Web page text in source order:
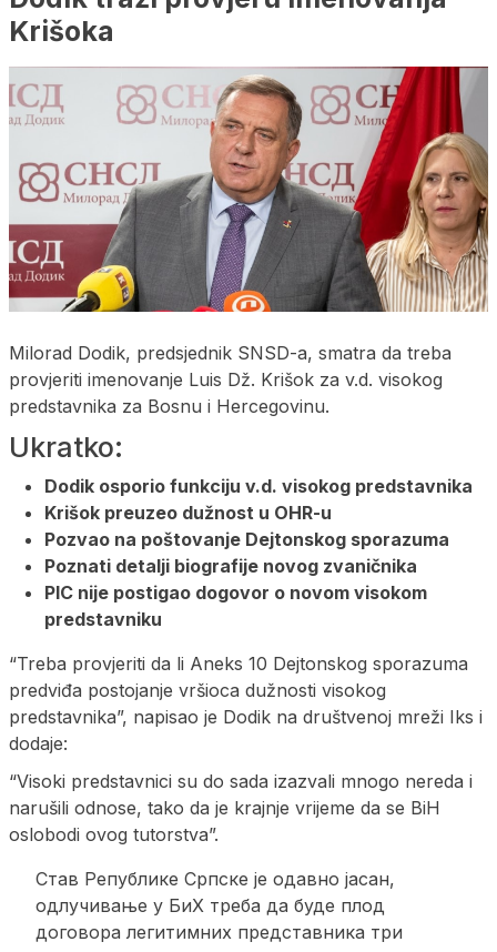
Krišoka
Milorad Dodik, predsjednik SNSD-a, smatra da treba
provjeriti imenovanje Luis Dž. Krišok za v.d. visokog
predstavnika za Bosnu i Hercegovinu.
Ukratko:
Dodik osporio funkciju v.d. visokog predstavnika
Krišok preuzeo dužnost u OHR-u
Pozvao na poštovanje Dejtonskog sporazuma
Poznati detalji biografije novog zvaničnika
PIC nije postigao dogovor o novom visokom
predstavniku
“Treba provjeriti da li Aneks 10 Dejtonskog sporazuma
predviđa postojanje vršioca dužnosti visokog
predstavnika”, napisao je Dodik na društvenoj mreži Iks i
dodaje:
“Visoki predstavnici su do sada izazvali mnogo nereda i
narušili odnose, tako da je krajnje vrijeme da se BiH
oslobodi ovog tutorstva”.
Став Републике Српске је одавно јасан,
одлучивање у БиХ треба да буде плод
договора легитимних представника три